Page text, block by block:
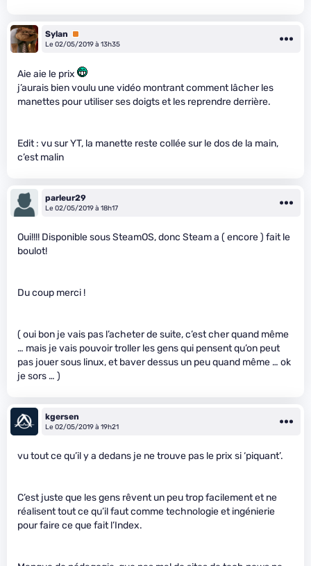
Sylan
Premium
Le 02/05/2019 à 13h35
Aie aie le prix
j’aurais bien voulu une vidéo montrant comment lâcher les
manettes pour utiliser ses doigts et les reprendre derrière.
Edit : vu sur YT, la manette reste collée sur le dos de la main,
c’est malin
parleur29
Le 02/05/2019 à 18h17
Oui!!!! Disponible sous SteamOS, donc Steam a ( encore ) fait le
boulot!
Du coup merci !
( oui bon je vais pas l’acheter de suite, c’est cher quand même
… mais je vais pouvoir troller les gens qui pensent qu’on peut
pas jouer sous linux, et baver dessus un peu quand même … ok
je sors … )
kgersen
Le 02/05/2019 à 19h21
vu tout ce qu’il y a dedans je ne trouve pas le prix si ‘piquant’.
C’est juste que les gens rêvent un peu trop facilement et ne
réalisent tout ce qu’il faut comme technologie et ingénierie
pour faire ce que fait l’Index.